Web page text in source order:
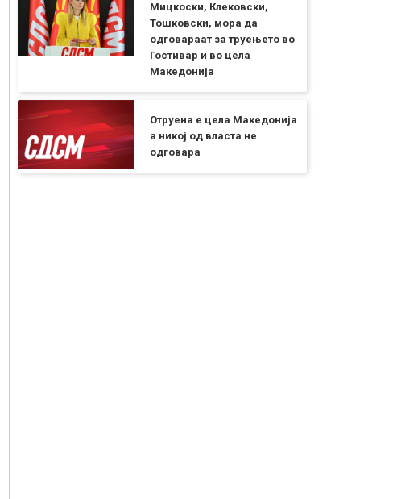
Мицкоски, Клековски,
Тошковски, мора да
одговараат за труењето во
Гостивар и во цела
Македонија
Отруена е цела Македонија
а никој од власта не
одговара